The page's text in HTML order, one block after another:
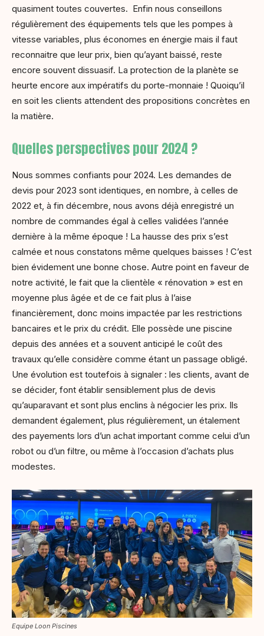
quasiment toutes couvertes. Enfin nous conseillons
régulièrement des équipements tels que les pompes à
vitesse variables, plus économes en énergie mais il faut
reconnaitre que leur prix, bien qu’ayant baissé, reste
encore souvent dissuasif. La protection de la planète se
heurte encore aux impératifs du porte-monnaie ! Quoiqu’il
en soit les clients attendent des propositions concrètes en
la matière.
Quelles perspectives pour 2024 ?
Nous sommes confiants pour 2024. Les demandes de
devis pour 2023 sont identiques, en nombre, à celles de
2022 et, à fin décembre, nous avons déjà enregistré un
nombre de commandes égal à celles validées l’année
dernière à la même époque ! La hausse des prix s’est
calmée et nous constatons même quelques baisses ! C’est
bien évidement une bonne chose. Autre point en faveur de
notre activité, le fait que la clientèle « rénovation » est en
moyenne plus âgée et de ce fait plus à l’aise
financièrement, donc moins impactée par les restrictions
bancaires et le prix du crédit. Elle possède une piscine
depuis des années et a souvent anticipé le coût des
travaux qu’elle considère comme étant un passage obligé.
Une évolution est toutefois à signaler : les clients, avant de
se décider, font établir sensiblement plus de devis
qu’auparavant et sont plus enclins à négocier les prix. Ils
demandent également, plus régulièrement, un étalement
des payements lors d’un achat important comme celui d’un
robot ou d’un filtre, ou même à l’occasion d’achats plus
modestes.
Equipe Loon Piscines